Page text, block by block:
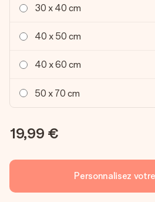
30 x 40 cm
40 x 50 cm
40 x 60 cm
50 x 70 cm
19,99 €
Personnalisez